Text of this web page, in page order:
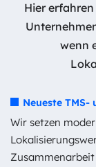
Hier
wenn
Neueste
Wir setzen